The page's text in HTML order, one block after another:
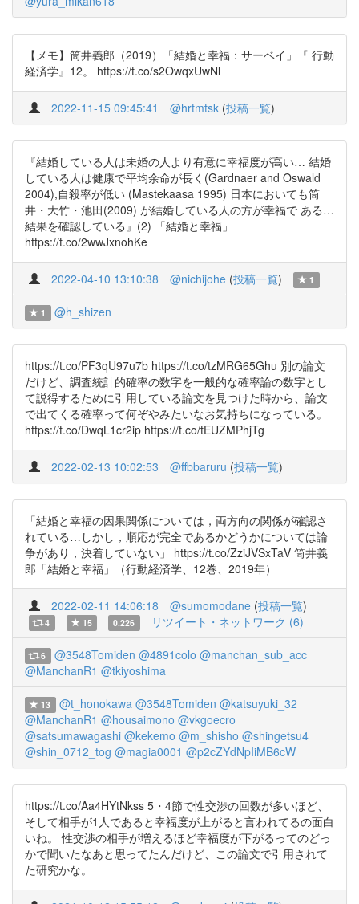
【メモ】筒井義郎（2019）「結婚と幸福：サーベイ」『 行動
経済学』12。 https://t.co/s2OwqxUwNl
2022-11-15 09:45:41 @hrtmtsk (投稿一覧)
『結婚している人は未婚の人より有意に幸福度が高い… 結婚
している人は健康で平均余命が長く(Gardnaer and Oswald
2004),自殺率が低い (Mastekaasa 1995) 日本においても筒
井・大竹・池田(2009) が結婚している人の方が幸福で ある…
結果を確認している』(2) 「結婚と幸福」
https://t.co/2wwJxnohKe
2022-04-10 13:10:38 @nichijohe (投稿一覧) 1
1 @h_shizen
https://t.co/PF3qU97u7b https://t.co/tzMRG65Ghu 別の論文
だけど、調査統計的確率の数字を一般的な確率論の数字とし
て説得するために引用している論文を見つけた時から、論文
で出てくる確率って何ぞやみたいなお気持ちになっている。
https://t.co/DwqL1cr2ip https://t.co/tEUZMPhjTg
2022-02-13 10:02:53 @ffbbaruru (投稿一覧)
「結婚と幸福の因果関係については，両方向の関係が確認さ
れている…しかし，順応が完全であるかどうかについては論
争があり，決着していない」 https://t.co/ZziJVSxTaV 筒井義
郎「結婚と幸福」（行動経済学、12巻、2019年）
2022-02-11 14:06:18 @sumomodane (投稿一覧)
4 15 0.226 リツイート・ネットワーク (6)
6 @3548Tomiden @4891colo @manchan_sub_acc
@ManchanR1 @tkiyoshima
13 @t_honokawa @3548Tomiden @katsuyuki_32
@ManchanR1 @housaimono @vkgoecro
@satsumawagashi @kekemo @m_shisho @shingetsu4
@shin_0712_tog @magia0001 @p2cZYdNpIiMB6cW
https://t.co/Aa4HYtNkss 5・4節で性交渉の回数が多いほど、
そして相手が1人であると幸福度が上がると言われてるの面白
いね。 性交渉の相手が増えるほど幸福度が下がるってのどっ
かで聞いたなあと思ってたんだけど、この論文で引用されて
た研究かな。